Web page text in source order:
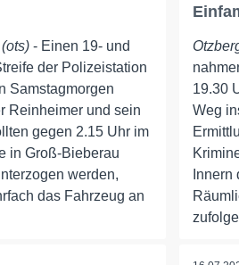
- Einen 19- und
der Polizeistation
Samstagmorgen
Reinheimer und sein
gegen 2.15 Uhr im
in Groß-Bieberau
werden,
das Fahrzeug an
19.30
Weg